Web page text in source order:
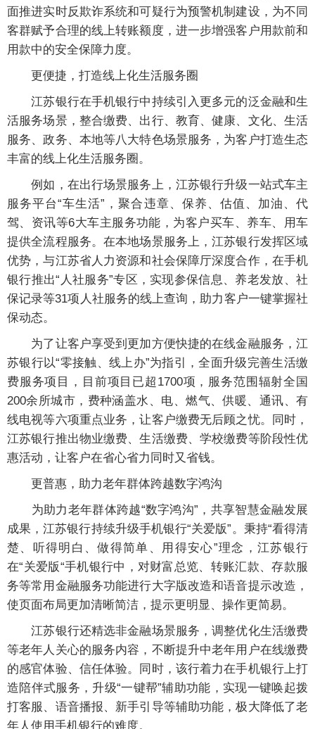
面推进实时反欺诈系统和可疑行为预警机制建设，为不同
客群赋予合理的线上转账额度，进一步增强客户用款前和
用款中的安全保障力度。
更便捷，打造线上化生活服务圈
江苏银行在手机银行中持续引入更多元的泛金融和生
活服务场景，整合缴费、出行、教育、健康、文化、生活
服务、政务、本地等八大特色场景服务，为客户打造生态
丰富的线上化生活服务圈。
例如，在出行场景服务上，江苏银行升级一站式车主
服务平台“车生活”，聚合违章、保养、估值、加油、代
驾、资讯等6大车主服务功能，为客户买车、养车、用车
提供全流程服务。在本地场景服务上，江苏银行发挥区域
优势，与江苏省人力资源和社会保障厅深度合作，在手机
银行推出“人社服务”专区，实现参保信息、养老发放、社
保记录等31项人社服务的线上查询，助力客户一键掌握社
保动态。
为了让客户享受到更加方便快捷的在线金融服务，江
苏银行以“零接触、线上办”为指引，全面升级完善生活缴
费服务项目，目前项目已超1700项，服务范围辐射全国
200余所城市，费种涵盖水、电、燃气、供暖、通讯、有
线电视等六项重点业务，让客户缴费无后顾之忧。同时，
江苏银行推出物业缴费、生活缴费、学校缴费等阶段性优
惠活动，让客户在省心省力同时又省钱。
更普惠，助力老年群体跨越数字鸿沟
为助力老年群体跨越“数字鸿沟”，共享智慧金融发展
成果，江苏银行持续升级手机银行“关爱版”。秉持“看得清
楚、听得明白、做得简单、用得安心”理念，江苏银行
在“关爱版“手机银行中，对财富总览、转账汇款、存款服
务等常用金融服务功能进行大字版改造和语音提示改造，
使页面布局更加清晰简洁，提示更明显、操作更简易。
江苏银行还精选非金融场景服务，调整优化生活缴费
等老年人关心的服务内容，不断提升中老年用户在线缴费
的感官体验、信任体验。同时，该行着力在手机银行上打
造陪伴式服务，升级“一键帮”辅助功能，实现一键唤起拨
打客服、语音播报、新手引导等辅助功能，极大降低了老
年人使用手机银行的难度。